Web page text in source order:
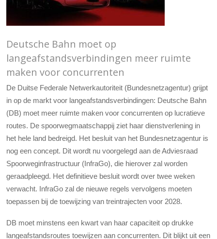
Deutsche Bahn moet op
langeafstandsverbindingen meer ruimte
maken voor concurrenten
De Duitse Federale Netwerkautoriteit (Bundesnetzagentur) grijpt
in op de markt voor langeafstandsverbindingen: Deutsche Bahn
(DB) moet meer ruimte maken voor concurrenten op lucratieve
routes. De spoorwegmaatschappij ziet haar dienstverlening in
het hele land bedreigd. Het besluit van het Bundesnetzagentur is
nog een concept. Dit wordt nu voorgelegd aan de Adviesraad
Spoorweginfrastructuur (InfraGo), die hierover zal worden
geraadpleegd. Het definitieve besluit wordt over twee weken
verwacht. InfraGo zal de nieuwe regels vervolgens moeten
toepassen bij de toewijzing van treintrajecten voor 2028.
DB moet minstens een kwart van haar capaciteit op drukke
langeafstandsroutes toewijzen aan concurrenten. Dit blijkt uit een